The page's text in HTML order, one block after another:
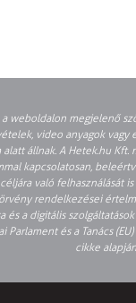
weboldalon megjelenő
video anyagok vagy
állnak. A Hetek.hu
kapcsolatosan,
való felhasználását
rendelkezései
és a digitális
Parlament és a Tanács
cikke